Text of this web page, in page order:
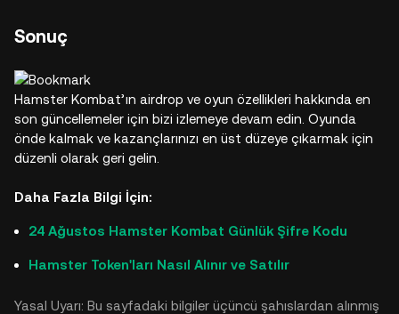
Sonuç
Hamster Kombat’ın airdrop ve oyun özellikleri hakkında en
son güncellemeler için bizi izlemeye devam edin. Oyunda
önde kalmak ve kazançlarınızı en üst düzeye çıkarmak için
düzenli olarak geri gelin.
Daha Fazla Bilgi İçin:
24 Ağustos Hamster Kombat Günlük Şifre Kodu
Hamster Token'ları Nasıl Alınır ve Satılır
Yasal Uyarı: Bu sayfadaki bilgiler üçüncü şahıslardan alınmış